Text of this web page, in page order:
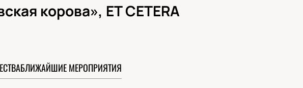
корова», ET CETERA
БЛИЖАЙШИЕ МЕРОПРИЯТИЯ